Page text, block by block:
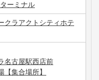
ーミナル
クラアクトシティホテ
名古屋駅西店前
集合場所】